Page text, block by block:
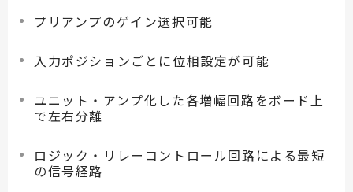
プリアンプのゲイン選択可能
入力ポジションごとに位相設定が可能
ユニット・アンプ化した各増幅回路をボード上
で左右分離
ロジック・リレーコントロール回路による最短
の信号経路